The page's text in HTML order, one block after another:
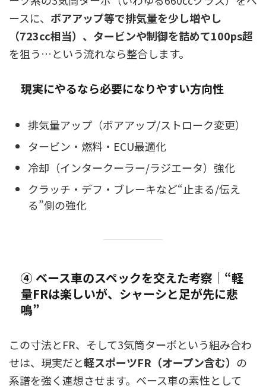
ースに、 ボアアップ等で排気量を少し増やし
（723cc相当）、タービンや制御を詰めて100ps超
を狙う…という流れなら整合します。
現実にやるなら必要になりやすい方向性
排気量アップ（ボアアップ/ストローク変更）
タービン・燃料・ECU最適化
冷却（インタークーラー/ラジエータ）強化
クラッチ・デフ・ブレーキなど“止まる/伝え
る”側の強化
④ ベース車のスペックを交えた考察｜“軽
量FRは楽しいが、シャーシと足が先に悲
鳴”
この寸法とFR、そして3気筒ターボという組み合わ
せは、現実だと軽スポーツFR（オープン含む） の
系譜を強く連想させます。ベース車の素性として